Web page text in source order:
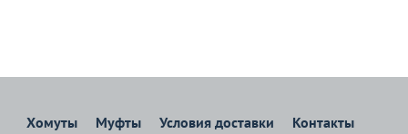
Хомуты Муфты Условия доставки Контакты